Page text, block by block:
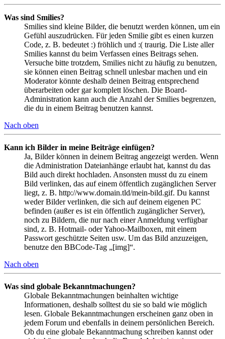
Was sind Smilies?
Smilies sind kleine Bilder, die benutzt werden können, um ein
Gefühl auszudrücken. Für jeden Smilie gibt es einen kurzen
Code, z. B. bedeutet :) fröhlich und :( traurig. Die Liste aller
Smilies kannst du beim Verfassen eines Beitrags sehen.
Versuche bitte trotzdem, Smilies nicht zu häufig zu benutzen,
sie können einen Beitrag schnell unlesbar machen und ein
Moderator könnte deshalb deinen Beitrag entsprechend
überarbeiten oder gar komplett löschen. Die Board-
Administration kann auch die Anzahl der Smilies begrenzen,
die du in einem Beitrag benutzen kannst.
Nach oben
Kann ich Bilder in meine Beiträge einfügen?
Ja, Bilder können in deinem Beitrag angezeigt werden. Wenn
die Administration Dateianhänge erlaubt hat, kannst du das
Bild auch direkt hochladen. Ansonsten musst du zu einem
Bild verlinken, das auf einem öffentlich zugänglichen Server
liegt, z. B. http://www.domain.tld/mein-bild.gif. Du kannst
weder Bilder verlinken, die sich auf deinem eigenen PC
befinden (außer es ist ein öffentlich zugänglicher Server),
noch zu Bildern, die nur nach einer Anmeldung verfügbar
sind, z. B. Hotmail- oder Yahoo-Mailboxen, mit einem
Passwort geschützte Seiten usw. Um das Bild anzuzeigen,
benutze den BBCode-Tag „[img]“.
Nach oben
Was sind globale Bekanntmachungen?
Globale Bekanntmachungen beinhalten wichtige
Informationen, deshalb solltest du sie so bald wie möglich
lesen. Globale Bekanntmachungen erscheinen ganz oben in
jedem Forum und ebenfalls in deinem persönlichen Bereich.
Ob du eine globale Bekanntmachung schreiben kannst oder